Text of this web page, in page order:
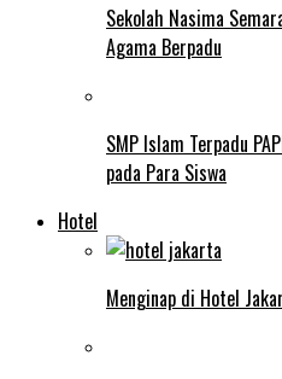
Sekolah Nasima
Agama Berpadu
SMP Islam Terpadu
pada Para Siswa
Hotel
Menginap di Hotel